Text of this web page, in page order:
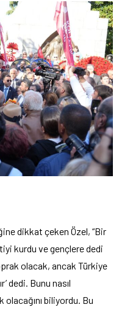
dikkat çeken Özel, “Bir
kurdu ve gençlere dedi
olacak, ancak Türkiye
dedi. Bunu nasıl
biliyordu. Bu